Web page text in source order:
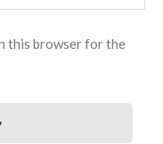
this browser for the